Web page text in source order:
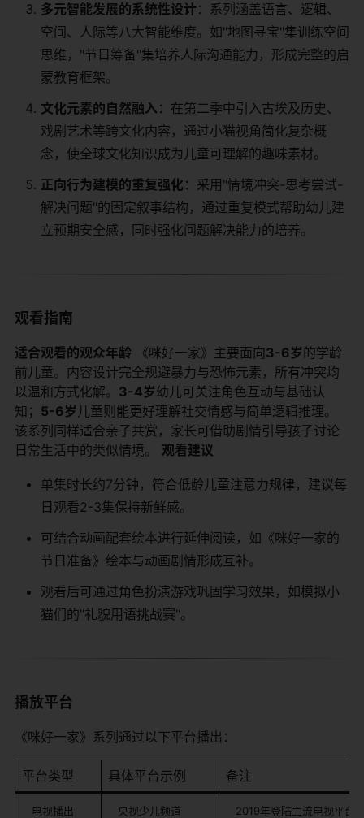
​多元智能发展的系统性设计​ ​：系列涵盖语言、逻辑、
空间、人际等八大智能维度。如"地图寻宝"集训练空间
思维，"节日筹备"集培养人际沟通能力，形成完整的启
蒙教育框架。
​文化元素的自然融入​ ​：在第二季中引入古埃及历史、
戏剧艺术等跨文化内容，通过小猫视角简化复杂概
念，使全球文化知识成为儿童可理解的趣味素材。
​正向行为建模的重复强化​ ​：采用"情境冲突-思考尝试-
解决问题"的固定叙事结构，通过重复模式帮助幼儿建
立预期安全感，同时强化问题解决能力的培养。
观看指南
​适合观看的观众年龄​ ​ 《咪好一家》主要面向​​3-6岁​​的学龄
前儿童。内容设计完全规避暴力与恐怖元素，所有冲突均
以温和方式化解。​ ​3-4岁​​幼儿可关注角色互动与基础认
知；​ ​5-6岁​ ​儿童则能更好理解社交情感与简单逻辑推理。
该系列同样适合亲子共赏，家长可借助剧情引导孩子讨论
日常生活中的类似情境。 ​ ​观看建议​
单集时长约7分钟，符合低龄儿童注意力规律，建议每
日观看2-3集保持新鲜感。
可结合动画配套绘本进行延伸阅读，如《咪好一家的
节日准备》绘本与动画剧情形成互补。
观看后可通过角色扮演游戏巩固学习效果，如模拟小
猫们的"礼貌用语挑战赛"。
播放平台
《咪好一家》系列通过以下平台播出：
平台类型 具体平台示例 备注
电视播出 央视少儿频道 2019年登陆主流电视平台